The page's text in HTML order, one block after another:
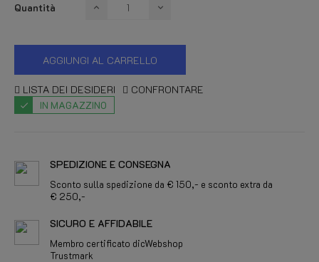
Quantità
AGGIUNGI AL CARRELLO
LISTA DEI DESIDERI CONFRONTARE
IN MAGAZZINO
SPEDIZIONE E CONSEGNA
Sconto sulla spedizione da € 150,- e sconto extra da
€ 250,-
SICURO E AFFIDABILE
Membro certificato dicWebshop
Trustmark